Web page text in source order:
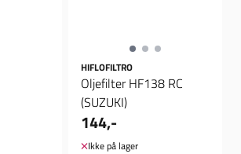
HIFLOFILTRO
Oljefilter HF138 RC
(SUZUKI)
144,-
Ikke på lager